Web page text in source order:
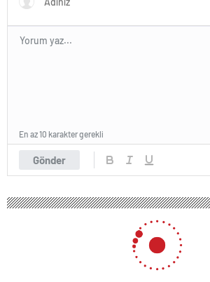
Gönder
En az 10 karakter gerekli